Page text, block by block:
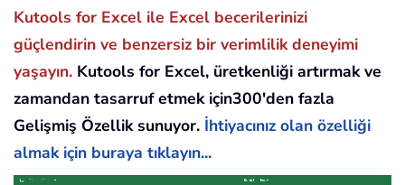
Kutools for Excel ile Excel becerilerinizi
güçlendirin ve benzersiz bir verimlilik deneyimi
yaşayın. Kutools for Excel, üretkenliği artırmak ve
zamandan tasarruf etmek için300'den fazla
Gelişmiş Özellik sunuyor. İhtiyacınız olan özelliği
almak için buraya tıklayın...